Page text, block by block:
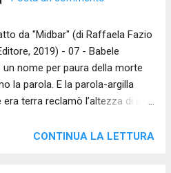
dell’ultimo siclo che non
tempo esige il suo suono. Il
di noi l’innocente, il solo
fermate la fame del pozzo!
il suo posto e risani lo squarcio.
il ritorno in fondo alla
sfiora il suolo. Il futuro è
da "Midbar" (di Raffaela Fazio
2019) - 07 - Babele
nome per paura della morte
la parola. E la parola-argilla
terra reclamò l’altezza di una
al tempo del riposo alla
CONTINUA LA LETTURA